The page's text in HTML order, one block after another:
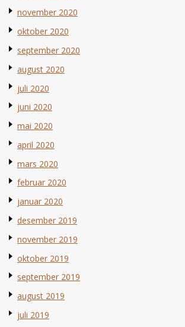
november 2020
oktober 2020
september 2020
august 2020
juli 2020
juni 2020
mai 2020
april 2020
mars 2020
februar 2020
januar 2020
desember 2019
november 2019
oktober 2019
september 2019
august 2019
juli 2019